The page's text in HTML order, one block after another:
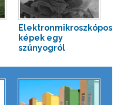
Elektronmikroszkópos
képek egy
szúnyogról